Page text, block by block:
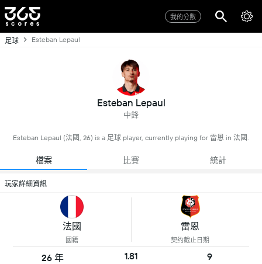
我的分數
足球 Esteban Lepaul
Esteban Lepaul
中鋒
Esteban Lepaul (法國, 26) is a 足球 player, currently playing for 雷恩 in 法國.
檔案 比賽 統計
玩家詳細資訊
法國
國籍
雷恩
契约截止日期
26 年 1.81 9